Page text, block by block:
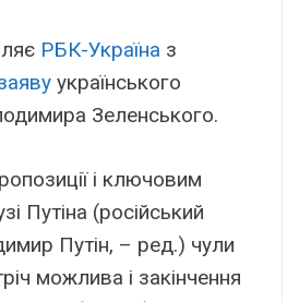
РБК-Україна з
українського
Зеленського.
і ключовим
Путіна (російський
Путін, – ред.) чули
можлива і закінчення